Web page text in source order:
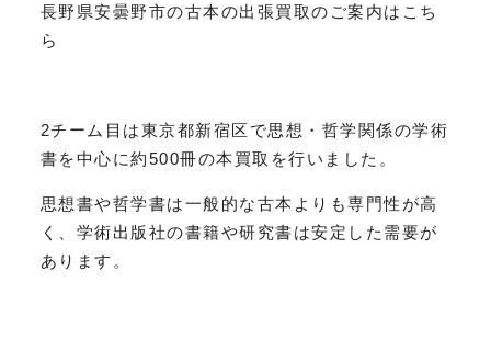
長野県安曇野市の古本の出張買取のご案内はこち
ら
2チーム目は東京都新宿区で思想・哲学関係の学術
書を中心に約500冊の本買取を行いました。
思想書や哲学書は一般的な古本よりも専門性が高
く、学術出版社の書籍や研究書は安定した需要が
あります。